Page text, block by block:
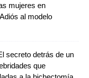
mujeres en
al modelo
secreto detrás de un
que